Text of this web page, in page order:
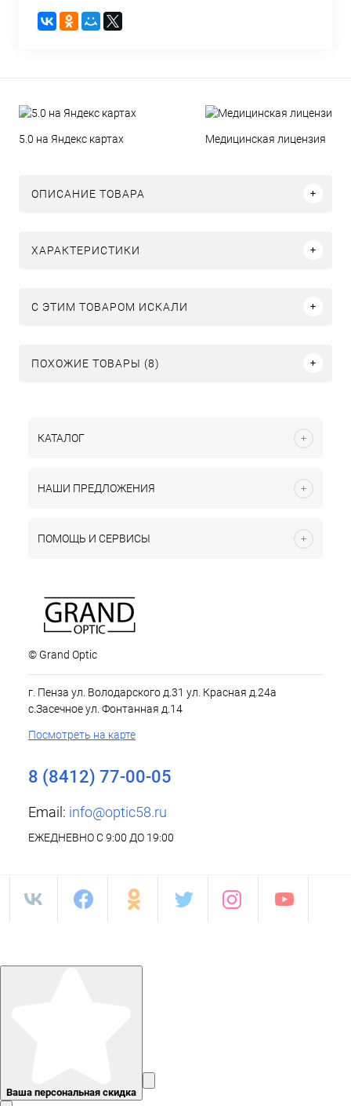
5.0 на Яндекс картах Медицинская лицензия
ОПИСАНИЕ ТОВАРА
ХАРАКТЕРИСТИКИ
C ЭТИМ ТОВАРОМ ИСКАЛИ
ПОХОЖИЕ ТОВАРЫ (8)
КАТАЛОГ
НАШИ ПРЕДЛОЖЕНИЯ
ПОМОЩЬ И СЕРВИСЫ
© Grand Optic
г. Пенза ул. Володарского д.31 ул. Красная д.24а
с.Засечное ул. Фонтанная д.14
Посмотреть на карте
8 (8412) 77-00-05
Email: info@optic58.ru
ЕЖЕДНЕВНО С 9:00 ДО 19:00
Ваша персональная скидка